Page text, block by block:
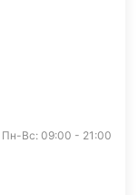
Пн-Вс: 09:00 - 21:00